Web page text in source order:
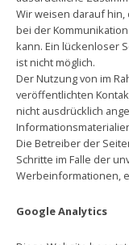
Wir weisen darauf hin,
bei der
kann. Ein lückenloser
ist nicht möglich.
Der Nutzung von im
veröffentlichten
nicht ausdrücklich
Die Betreiber der
Schritte im Falle der
Werbeinformationen,
Google Analytics